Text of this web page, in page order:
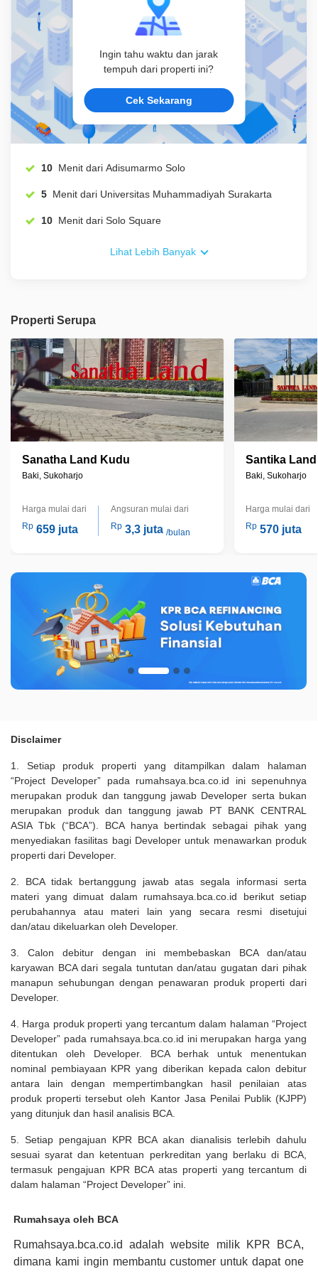
Ingin tahu waktu dan jarak
tempuh dari properti ini?
Cek Sekarang
10 Menit dari Adisumarmo Solo
5 Menit dari Universitas Muhammadiyah Surakarta
10 Menit dari Solo Square
Lihat Lebih Banyak
Properti Serupa
Sanatha Land Kudu
Baki, Sukoharjo
Harga mulai dari
Rp 659 juta
Angsuran mulai dari
Rp 3,3 juta /bulan
Santika Land
Baki, Sukoharjo
Harga mulai dari
Rp 570 juta
Disclaimer
1. Setiap produk properti yang ditampilkan dalam halaman
“Project Developer” pada rumahsaya.bca.co.id ini sepenuhnya
merupakan produk dan tanggung jawab Developer serta bukan
merupakan produk dan tanggung jawab PT BANK CENTRAL
ASIA Tbk (“BCA”). BCA hanya bertindak sebagai pihak yang
menyediakan fasilitas bagi Developer untuk menawarkan produk
properti dari Developer.
2. BCA tidak bertanggung jawab atas segala informasi serta
materi yang dimuat dalam rumahsaya.bca.co.id berikut setiap
perubahannya atau materi lain yang secara resmi disetujui
dan/atau dikeluarkan oleh Developer.
3. Calon debitur dengan ini membebaskan BCA dan/atau
karyawan BCA dari segala tuntutan dan/atau gugatan dari pihak
manapun sehubungan dengan penawaran produk properti dari
Developer.
4. Harga produk properti yang tercantum dalam halaman “Project
Developer” pada rumahsaya.bca.co.id ini merupakan harga yang
ditentukan oleh Developer. BCA berhak untuk menentukan
nominal pembiayaan KPR yang diberikan kepada calon debitur
antara lain dengan mempertimbangkan hasil penilaian atas
produk properti tersebut oleh Kantor Jasa Penilai Publik (KJPP)
yang ditunjuk dan hasil analisis BCA.
5. Setiap pengajuan KPR BCA akan dianalisis terlebih dahulu
sesuai syarat dan ketentuan perkreditan yang berlaku di BCA,
termasuk pengajuan KPR BCA atas properti yang tercantum di
dalam halaman “Project Developer” ini.
Rumahsaya oleh BCA
Rumahsaya.bca.co.id adalah website milik KPR BCA,
dimana kami ingin membantu customer untuk dapat one